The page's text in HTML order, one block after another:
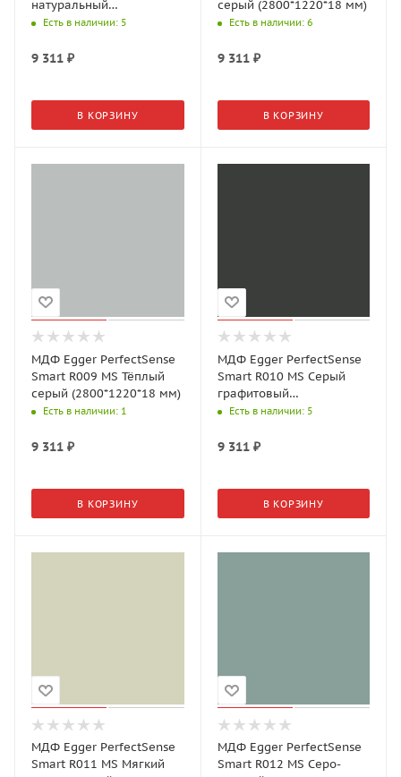
натуральный
(2800*1220*18 мм)
Есть в наличии: 5
9 311 ₽
В КОРЗИНУ
серый (2800*1220*18 мм)
Есть в наличии: 6
9 311₽
В КОРЗИНУ
МДФ Egger PerfectSense
Smart R009 MS Тёплый
серый (2800*1220*18 мм)
Есть в наличии: 1
9 311 ₽
В КОРЗИНУ
МДФ Egger PerfectSense
Smart R010 MS Серый
графитовый
(2800*1220*18 мм)
Есть в наличии: 5
9 311₽
В КОРЗИНУ
МДФ Egger PerfectSense
Smart R011 MS Мягкий
МДФ Egger PerfectSense
Smart R012 MS Серо-